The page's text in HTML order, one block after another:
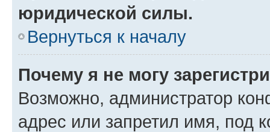
юридической силы.
Вернуться к началу
Почему я не могу
Возможно, администратор
адрес или запретил имя, под